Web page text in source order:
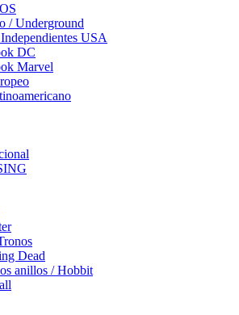
/ Underground
USA
DC
Marvel
Dead
anillos / Hobbit